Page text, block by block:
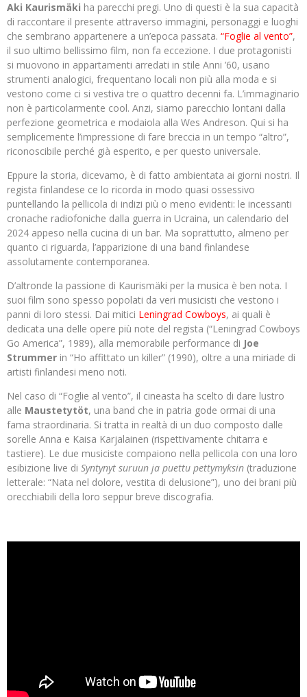
Aki Kaurismäki ha parecchi pregi. Uno di questi è la sua capacità
di raccontare il presente attraverso immagini, personaggi e luoghi
che sembrano appartenere a un’epoca passata. “Foglie al vento”,
il suo ultimo bellissimo film, non fa eccezione. I due protagonisti
si muovono in appartamenti arredati in stile Anni ’60, usano
strumenti analogici, frequentano locali non più alla moda e si
vestono come ci si vestiva tre o quattro decenni fa. L’immaginario
non è particolarmente cool. Anzi, siamo parecchio lontani dalla
perfezione geometrica e modaiola alla Wes Andreson. Qui si ha
semplicemente l’impressione di fare breccia in un tempo “altro”,
riconoscibile perché già esperito, e per questo universale.
Eppure la storia, dicevamo, è di fatto ambientata ai giorni nostri. Il
regista finlandese ce lo ricorda in modo quasi ossessivo
puntellando la pellicola di indizi più o meno evidenti: le incessanti
cronache radiofoniche dalla guerra in Ucraina, un calendario del
2024 appeso nella cucina di un bar. Ma soprattutto, almeno per
quanto ci riguarda, l’apparizione di una band finlandese
assolutamente contemporanea.
D’altronde la passione di Kaurismäki per la musica è ben nota. I
suoi film sono spesso popolati da veri musicisti che vestono i
panni di loro stessi. Dai mitici Leningrad Cowboys, ai quali è
dedicata una delle opere più note del regista (“Leningrad Cowboys
Go America”, 1989), alla memorabile performance di Joe
Strummer in “Ho affittato un killer” (1990), oltre a una miriade di
artisti finlandesi meno noti.
Nel caso di “Foglie al vento”, il cineasta ha scelto di dare lustro
alle Maustetytöt, una band che in patria gode ormai di una
fama straordinaria. Si tratta in realtà di un duo composto dalle
sorelle Anna e Kaisa Karjalainen (rispettivamente chitarra e
tastiere). Le due musiciste compaiono nella pellicola con una loro
esibizione live di Syntynyt suruun ja puettu pettymyksin (traduzione
letterale: “Nata nel dolore, vestita di delusione”), uno dei brani più
orecchiabili della loro seppur breve discografia.